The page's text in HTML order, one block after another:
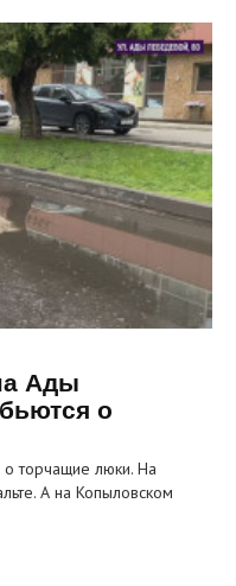
Ады
о
торчащие люки. На
А на Копыловском